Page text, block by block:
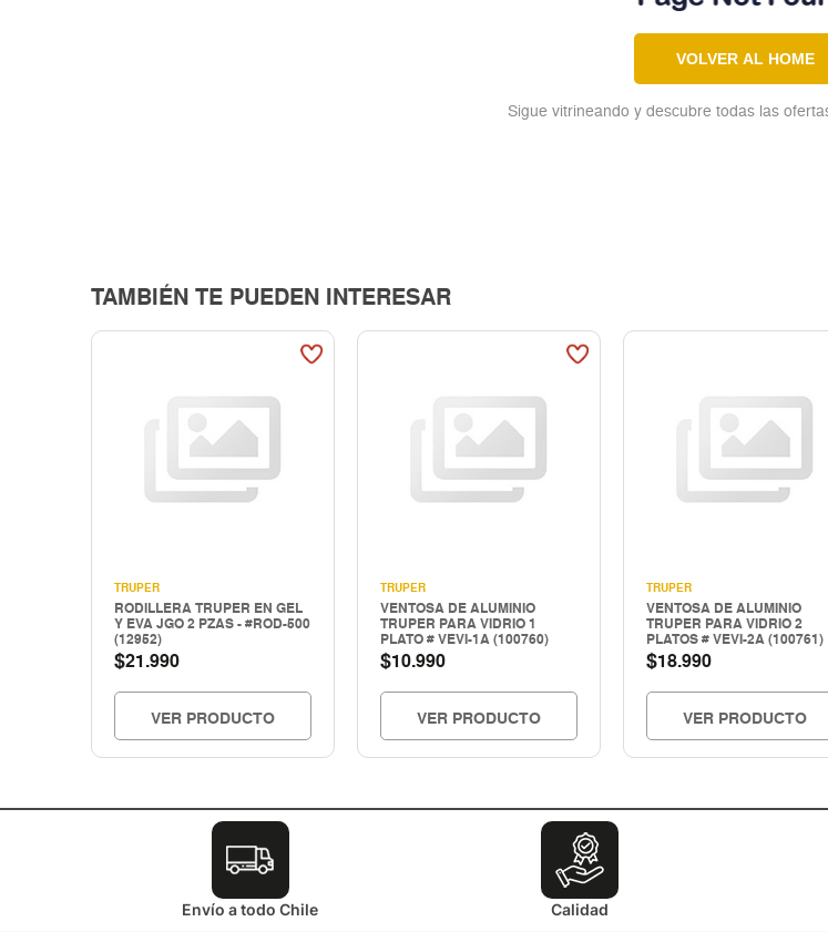
VOLVER AL HOME
Sigue vitrineando y descubre todas las
TAMBIÉN TE PUEDEN INTERESAR
TRUPER
RODILLERA TRUPER EN GEL
Y EVA JGO 2 PZAS - #ROD-500
(12952)
$21.990
VER PRODUCTO
TRUPER
VENTOSA DE ALUMINIO
TRUPER PARA VIDRIO 1
PLATO # VEVI-1A (100760)
$10.990
VER PRODUCTO
TRUPER
VENTOSA DE ALUMINIO
TRUPER PARA VIDRIO 2
PLATOS # VEVI-2A (100761)
$18.990
VER PRODUCTO
Envío a todo Chile Calidad